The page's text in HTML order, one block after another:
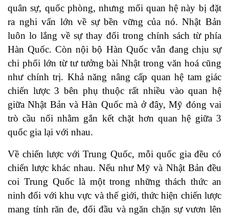
quân sự, quốc phòng, nhưng mối quan hệ này bị đặt
ra nghi vấn lớn về sự bền vững của nó. Nhật Bản
luôn lo lắng về sự thay đổi trong chính sách từ phía
Hàn Quốc. Còn nội bộ Hàn Quốc vẫn đang chịu sự
chi phối lớn từ tư tưởng bài Nhật trong văn hoá cũng
như chính trị. Khả năng nâng cấp quan hệ tam giác
chiến lược 3 bên phụ thuộc rất nhiều vào quan hệ
giữa Nhật Bản và Hàn Quốc mà ở đây, Mỹ đóng vai
trò cầu nối nhằm gắn kết chặt hơn quan hệ giữa 3
quốc gia lại với nhau.
Về chiến lược với Trung Quốc, mỗi quốc gia đều có
chiến lược khác nhau. Nếu như Mỹ và Nhật Bản đều
coi Trung Quốc là một trong những thách thức an
ninh đối với khu vực và thế giới, thức hiện chiến lược
mang tính răn đe, đối đầu và ngăn chặn sự vươn lên